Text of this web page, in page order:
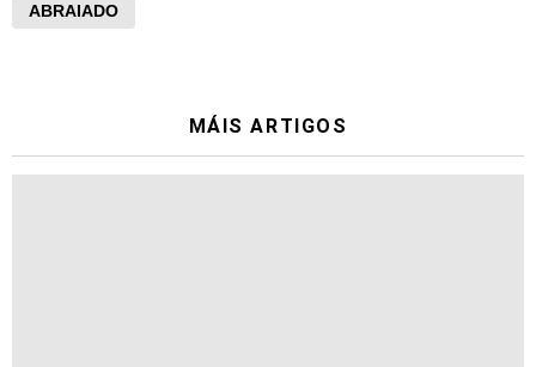
ABRAIADO
MÁIS ARTIGOS